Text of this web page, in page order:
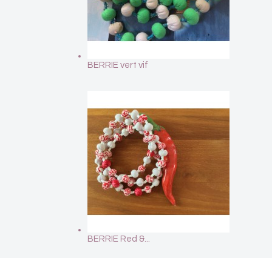
BERRIE vert vif
BERRIE Red &...